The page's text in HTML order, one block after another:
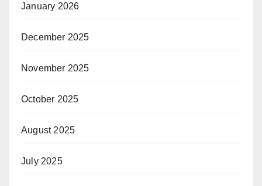
January 2026
December 2025
November 2025
October 2025
August 2025
July 2025